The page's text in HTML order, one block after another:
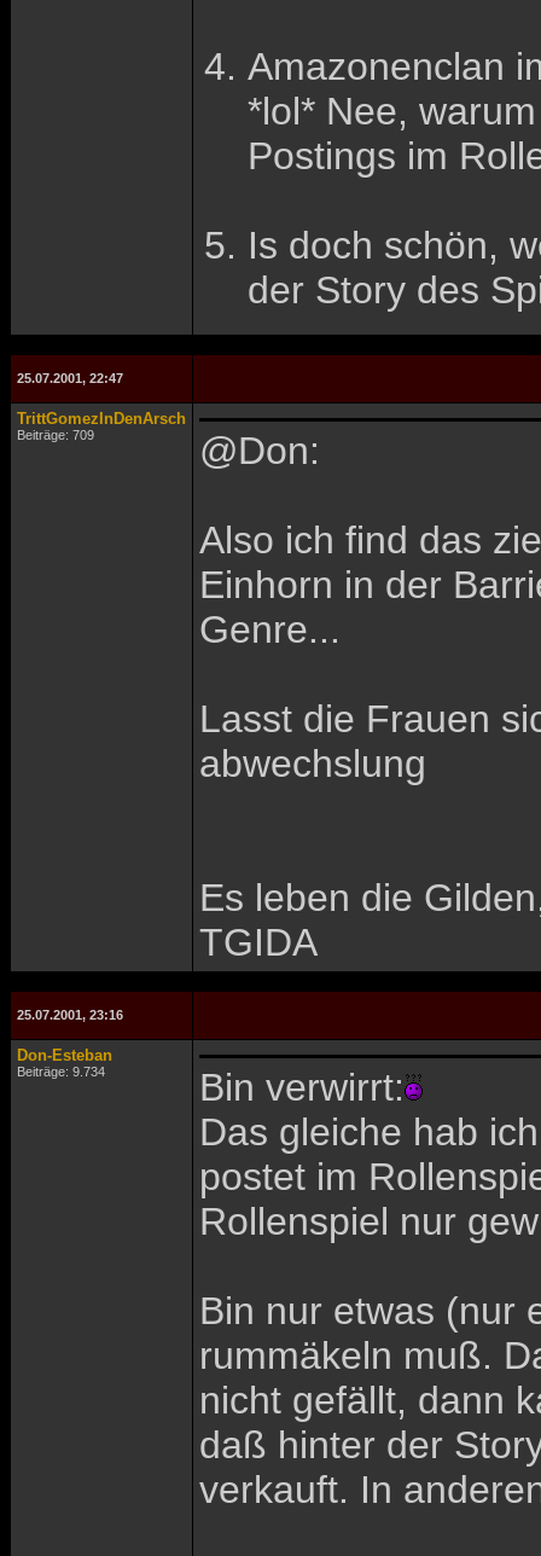
Amazonenclan
*lol* Nee,
Postings im
Is doch schön,
der Story des
25.07.2001, 22:47
TrittGomezInDenArsch
Beiträge: 709 @Don:
Also ich find das
Einhorn in der
Genre...
Lasst die Frauen
abwechslung
Es leben die
TGIDA
25.07.2001, 23:16
Don-Esteban
Beiträge: 9.734
Bin verwirrt:
Das gleiche hab
postet im
Rollenspiel nur
Bin nur etwas (nur
rummäkeln muß.
nicht gefällt, dann
daß hinter der
verkauft. In